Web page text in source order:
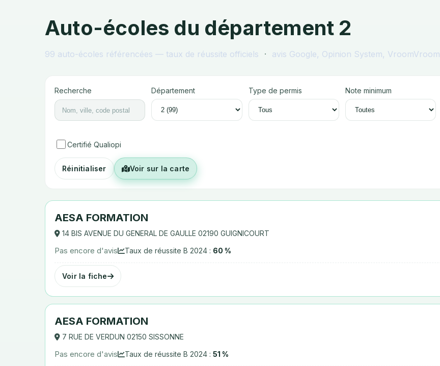
Auto-écoles du département 2
99 auto-écoles référencées — taux de réussite officiels · avis Google, Opinion System, VroomVroom
Recherche Département Type de permis Note minimum
Certifié Qualiopi
Réinitialiser Voir sur la carte
AESA FORMATION
14 BIS AVENUE DU GENERAL DE GAULLE 02190 GUIGNICOURT
Pas encore d'avis Taux de réussite B 2024 : 60 %
Voir la fiche
AESA FORMATION
7 RUE DE VERDUN 02150 SISSONNE
Pas encore d'avis Taux de réussite B 2024 : 51 %